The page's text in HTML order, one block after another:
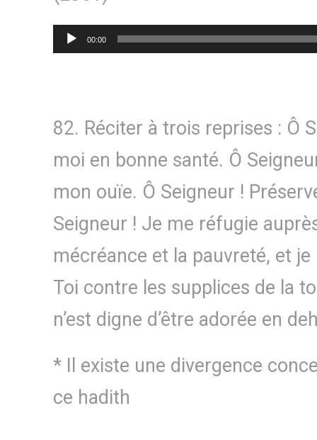
Lecteur
audio
00:00
82. Réciter à trois reprises : Ô
moi en bonne santé. Ô
mon ouïe. Ô Seigneur !
Seigneur ! Je me réfugie
mécréance et la pauvreté, et
Toi contre les supplices de la
n’est digne d’être adorée en
* Il existe une divergence
ce hadith